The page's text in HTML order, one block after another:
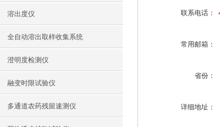
溶出度仪
全自动溶出取样收集系统
澄明度检测仪
融变时限试验仪
多通道农药残留速测仪
联系电话：
常用邮箱：
省份：
详细地址：